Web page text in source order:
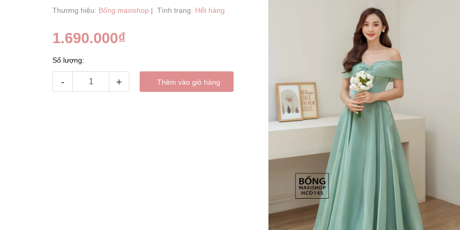
Thương hiệu: Bống maxishop | Tình trạng: Hết hàng
1.690.000₫
Số lượng:
- + Thêm vào giỏ hàng